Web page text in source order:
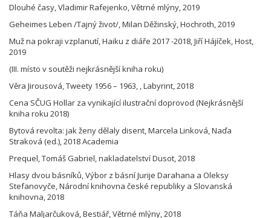
Dlouhé časy, Vladimir Rafejenko, Větrné mlýny, 2019
Geheimes Leben /Tajný život/, Milan Děžinský, Hochroth, 2019
Muž na pokraji vzplanutí, Haiku z diáře 2017 -2018, Jiří Hájíček, Host,
2019
(III. místo v soutěži nejkrásnější kniha roku)
Věra Jirousová, Tweety 1956 – 1963, , Labyrint, 2018
Cena SČUG Hollar za vynikající ilustrační doprovod (Nejkrásnější
kniha roku 2018)
Bytová revolta: jak ženy dělaly disent, Marcela Linková, Naďa
Straková (ed.), 2018 Academia
Prequel, Tomáš Gabriel, nakladatelství Dusot, 2018
Hlasy dvou básníků, Výbor z básní Jurije Darahana a Oleksy
Stefanovyče, Národní knihovna české republiky a Slovanská
knihovna, 2018
Táňa Maljarčuková, Bestiář, Větrné mlýny, 2018